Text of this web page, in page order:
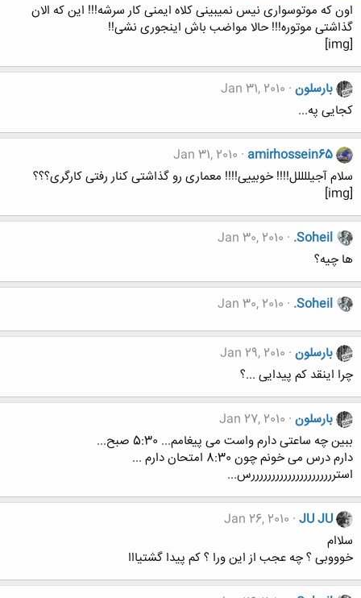
اون که موتوسواری نیس نمیبینی کلاه ایمنی کار سرشه!!! این که الان
گذاشتی موتوره!!! حالا مواضب باش اینجوری نشی!!
[img]
بارسلون Jan 31, 2010
کجایی په...
amirhossein65
Jan 31, 2010
سلام آجیللللل!!!! خوبییی!!!! معماری رو گذاشتی کنار رفتی کارگری؟؟؟
[img]
.Soheil
Jan 30, 2010
ها چیه؟
.Soheil
Jan 30, 2010
بارسلون Jan 29, 2010
چرا اینقد کم پیدایی ...؟
بارسلون Jan 27, 2010
ببین چه ساعتی دارم واست می پیغامم... 5:30 صبح...
دارم درس می خونم چون 8:30 امتحان دارم ...
استرررررررررررررررررررررس...
JU JU
Jan 26, 2010
سلاام
خوووبی ؟ چه عجب از این ورا ؟ کم پیدا گشتیااا